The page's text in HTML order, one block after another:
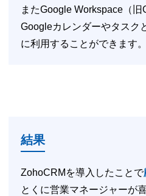
またGoogle Workspace（
Googleカレンダーやタスク
に利用することができます。
結果
ZohoCRMを導入したことで
とくに営業マネージャーが